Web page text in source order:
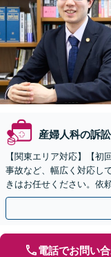
産婦人科の訴訟
【関東エリア対応】【
事故など、幅広く対応し
きはお任せください。依
結果が得られるように尽
電話でお問い